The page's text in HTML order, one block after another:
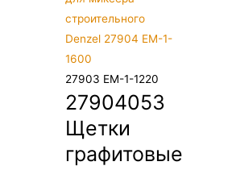
27903 EM-1-1220
27904053
Щетки
графитовые